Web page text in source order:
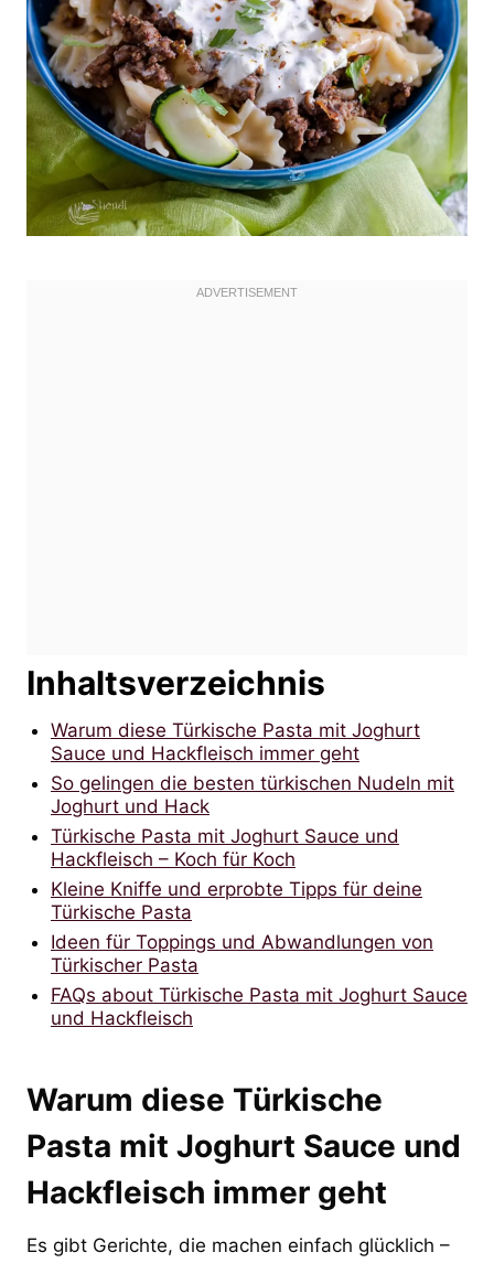
Inhaltsverzeichnis
Warum diese Türkische Pasta mit Joghurt
Sauce und Hackfleisch immer geht
So gelingen die besten türkischen Nudeln mit
Joghurt und Hack
Türkische Pasta mit Joghurt Sauce und
Hackfleisch – Koch für Koch
Kleine Kniffe und erprobte Tipps für deine
Türkische Pasta
Ideen für Toppings und Abwandlungen von
Türkischer Pasta
FAQs about Türkische Pasta mit Joghurt Sauce
und Hackfleisch
Warum diese Türkische
Pasta mit Joghurt Sauce und
Hackfleisch immer geht
Es gibt Gerichte, die machen einfach glücklich –